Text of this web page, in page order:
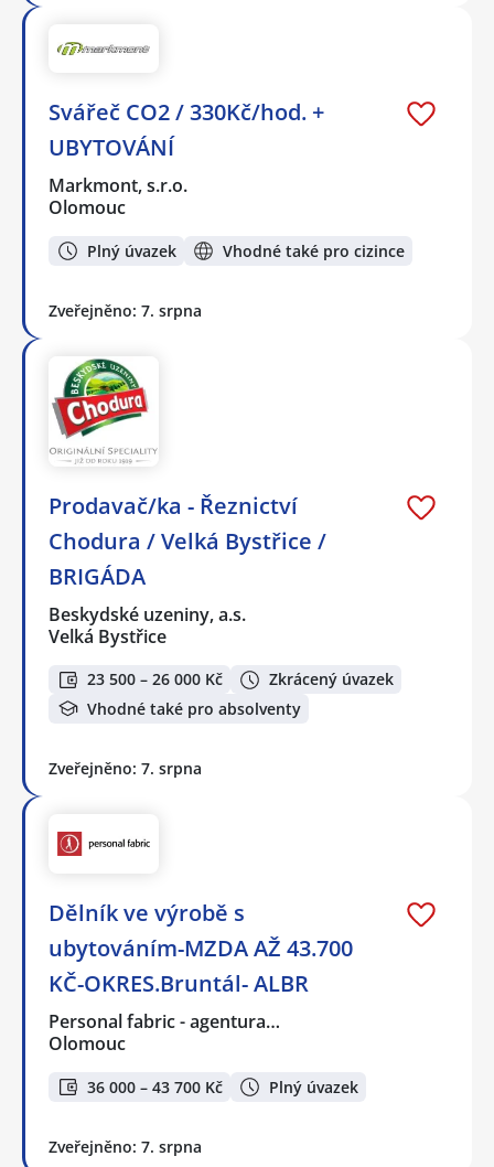
Svářeč CO2 / 330Kč/hod. +
UBYTOVÁNÍ
Markmont, s.r.o.
Olomouc
Plný úvazek Vhodné také pro cizince
Zveřejněno: 7. srpna
Prodavač/ka - Řeznictví
Chodura / Velká Bystřice /
BRIGÁDA
Beskydské uzeniny, a.s.
Velká Bystřice
23 500 – 26 000 Kč
Zkrácený úvazek
Vhodné také pro absolventy
Zveřejněno: 7. srpna
Dělník ve výrobě s
ubytováním-MZDA AŽ 43.700
KČ-OKRES.Bruntál- ALBR
Personal fabric - agentura…
Olomouc
36 000 – 43 700 Kč Plný úvazek
Zveřejněno: 7. srpna